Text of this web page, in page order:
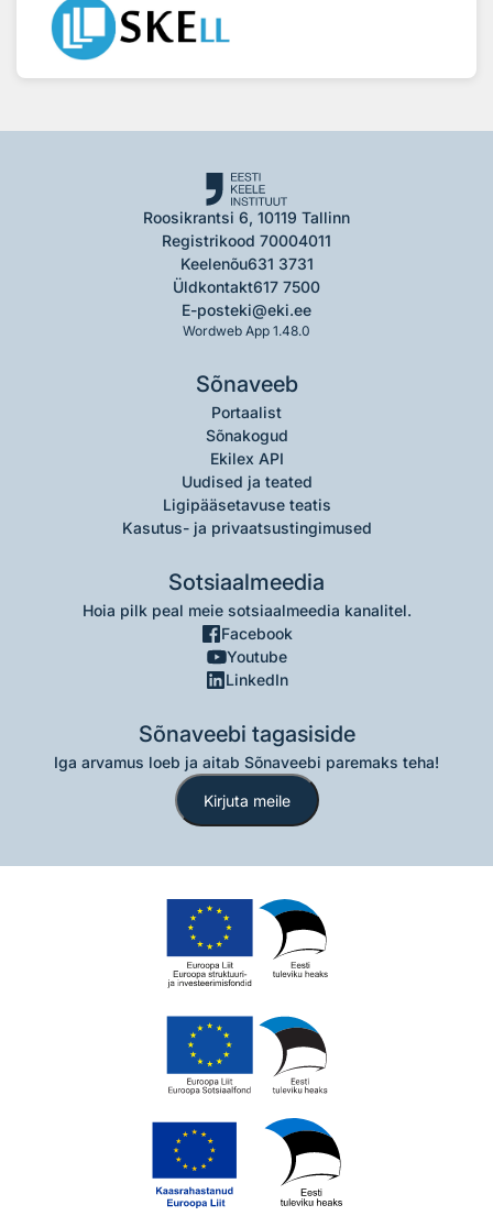
Roosikrantsi 6, 10119 Tallinn
Registrikood 70004011
Keelenõu631 3731
Üldkontakt617 7500
E-posteki@eki.ee
Wordweb App 1.48.0
Sõnaveeb
Portaalist
Sõnakogud
Ekilex API
Uudised ja teated
Ligipääsetavuse teatis
Kasutus- ja privaatsustingimused
Sotsiaalmeedia
Hoia pilk peal meie sotsiaalmeedia kanalitel.
Facebook
Youtube
LinkedIn
Sõnaveebi tagasiside
Iga arvamus loeb ja aitab Sõnaveebi paremaks teha!
Kirjuta meile